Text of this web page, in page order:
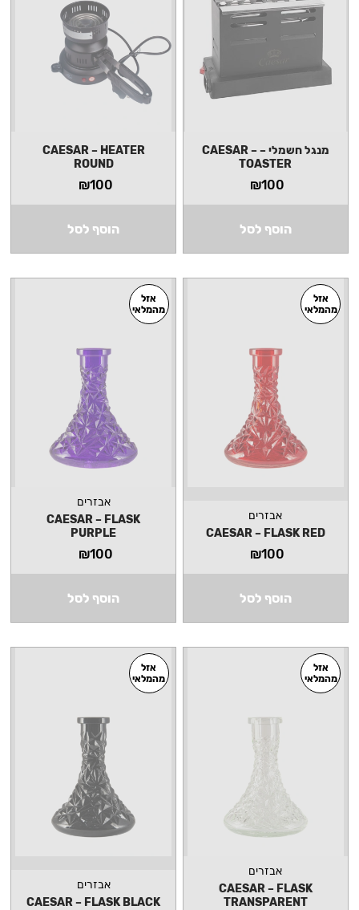
מנגל חשמלי – CAESAR –
TOASTER
₪100
הוסף לסל
CAESAR – HEATER
ROUND
₪100
הוסף לסל
אזל
מהמלאי
אבזרים
CAESAR – FLASK RED
₪100
הוסף לסל
אזל
מהמלאי
אבזרים
CAESAR – FLASK
PURPLE
₪100
הוסף לסל
אזל
מהמלאי
אבזרים
CAESAR – FLASK
TRANSPARENT
אזל
מהמלאי
אבזרים
CAESAR – FLASK BLACK